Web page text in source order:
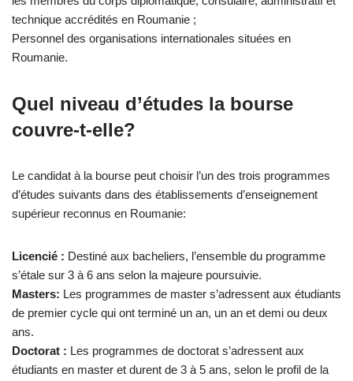
technique accrédités en Roumanie ;
Personnel des organisations internationales situées en
Roumanie.
Quel niveau d’études la bourse
couvre-t-elle?
Le candidat à la bourse peut choisir l’un des trois programmes
d’études suivants dans des établissements d’enseignement
supérieur reconnus en Roumanie:
Licencié : Destiné aux bacheliers, l’ensemble du programme
s’étale sur 3 à 6 ans selon la majeure poursuivie.
Masters: Les programmes de master s’adressent aux étudiants
de premier cycle qui ont terminé un an, un an et demi ou deux
ans.
Doctorat : Les programmes de doctorat s’adressent aux
étudiants en master et durent de 3 à 5 ans, selon le profil de la